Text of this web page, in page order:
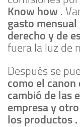
Know how .
gasto mensual
derecho y de
fuera la luz de
Después se
como el canon
cambió de las
empresa y
los productos .